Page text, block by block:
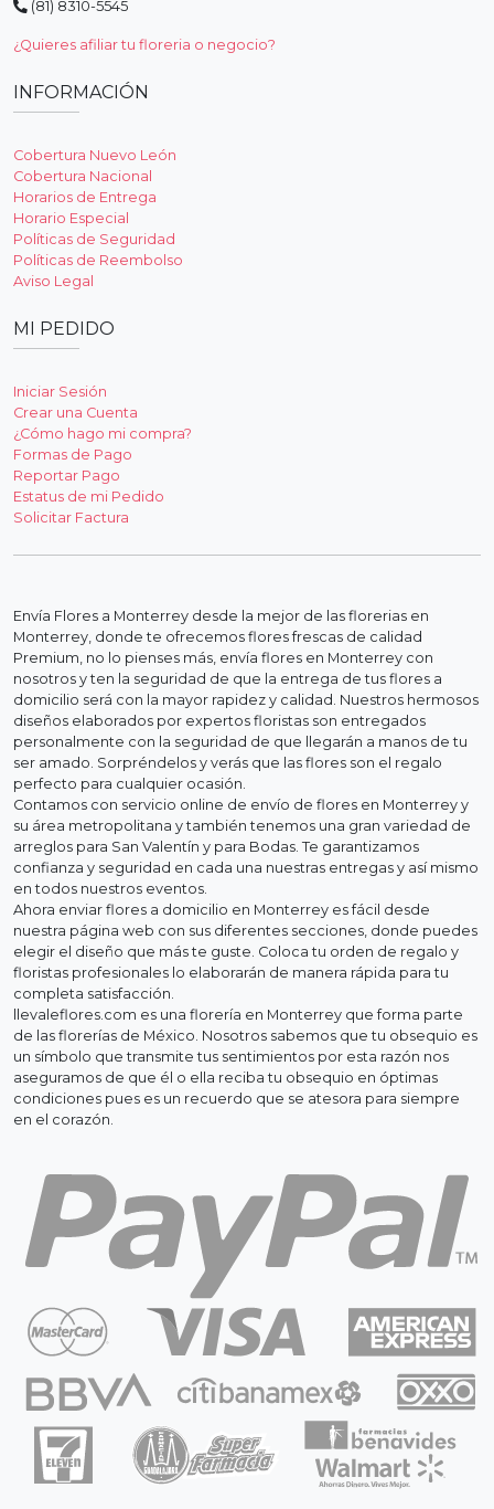
(81) 8310-5545
¿Quieres afiliar tu floreria o negocio?
INFORMACIÓN
Cobertura Nuevo León
Cobertura Nacional
Horarios de Entrega
Horario Especial
Políticas de Seguridad
Políticas de Reembolso
Aviso Legal
MI PEDIDO
Iniciar Sesión
Crear una Cuenta
¿Cómo hago mi compra?
Formas de Pago
Reportar Pago
Estatus de mi Pedido
Solicitar Factura
Envía Flores a Monterrey desde la mejor de las florerias en
Monterrey, donde te ofrecemos flores frescas de calidad
Premium, no lo pienses más, envía flores en Monterrey con
nosotros y ten la seguridad de que la entrega de tus flores a
domicilio será con la mayor rapidez y calidad. Nuestros hermosos
diseños elaborados por expertos floristas son entregados
personalmente con la seguridad de que llegarán a manos de tu
ser amado. Sorpréndelos y verás que las flores son el regalo
perfecto para cualquier ocasión.
Contamos con servicio online de envío de flores en Monterrey y
su área metropolitana y también tenemos una gran variedad de
arreglos para San Valentín y para Bodas. Te garantizamos
confianza y seguridad en cada una nuestras entregas y así mismo
en todos nuestros eventos.
Ahora enviar flores a domicilio en Monterrey es fácil desde
nuestra página web con sus diferentes secciones, donde puedes
elegir el diseño que más te guste. Coloca tu orden de regalo y
floristas profesionales lo elaborarán de manera rápida para tu
completa satisfacción.
llevaleflores.com es una florería en Monterrey que forma parte
de las florerías de México. Nosotros sabemos que tu obsequio es
un símbolo que transmite tus sentimientos por esta razón nos
aseguramos de que él o ella reciba tu obsequio en óptimas
condiciones pues es un recuerdo que se atesora para siempre
en el corazón.